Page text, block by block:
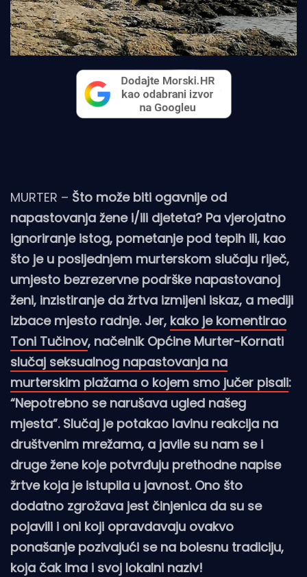
MURTER – Što može biti ogavnije od
napastovanja žene i/ili djeteta? Pa vjerojatno
ignoriranje istog, pometanje pod tepih ili, kao
što je u posljednjem murterskom slučaju riječ,
umjesto bezrezervne podrške napastovanoj
ženi, inzistiranje da žrtva izmijeni iskaz, a mediji
izbace mjesto radnje. Jer, kako je komentirao
Toni Tučinov, načelnik Općine Murter-Kornati
slučaj seksualnog napastovanja na
murterskim plažama o kojem smo jučer pisali:
“Nepotrebno se narušava ugled našeg
mjesta”. Slučaj je potakao lavinu reakcija na
društvenim mrežama, a javile su nam se i
druge žene koje potvrđuju prethodne napise
žrtve koja je istupila u javnost. Ono što
dodatno zgrožava jest činjenica da su se
pojavili i oni koji opravdavaju ovakvo
ponašanje pozivajući se na bolesnu tradiciju,
koja čak ima i svoj lokalni naziv!